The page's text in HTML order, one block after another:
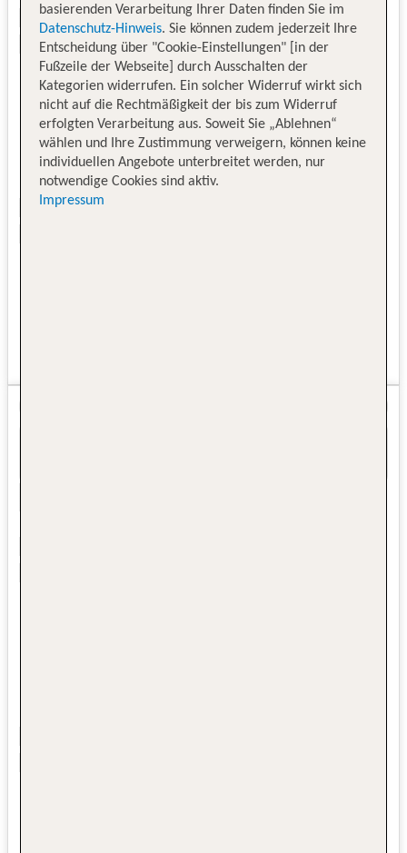
basierenden Verarbeitung Ihrer Daten finden Sie im
Datenschutz-Hinweis. Sie können zudem jederzeit Ihre
Entscheidung über "Cookie-Einstellungen" [in der
Fußzeile der Webseite] durch Ausschalten der
Kategorien widerrufen. Ein solcher Widerruf wirkt sich
nicht auf die Rechtmäßigkeit der bis zum Widerruf
erfolgten Verarbeitung aus. Soweit Sie „Ablehnen“
wählen und Ihre Zustimmung verweigern, können keine
individuellen Angebote unterbreitet werden, nur
notwendige Cookies sind aktiv.
Impressum